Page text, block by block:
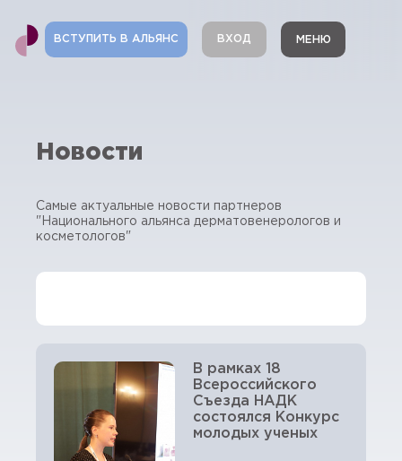
Новости
Самые актуальные новости партнеров
"Национального альянса дерматовенерологов и
косметологов"
В рамках 18
Всероссийского
Съезда НАДК
состоялся Конкурс
молодых ученых
ВСТУПИТЬ В АЛЬЯНС ВХОД МЕНЮ